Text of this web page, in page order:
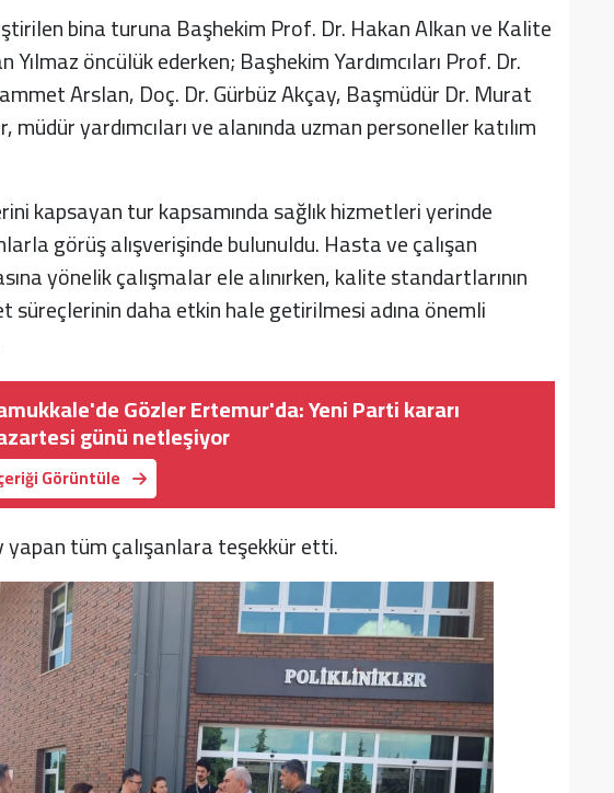
bina turuna Başhekim Prof. Dr. Hakan Alkan ve Kalite
öncülük ederken; Başhekim Yardımcıları Prof. Dr.
Arslan, Doç. Dr. Gürbüz Akçay, Başmüdür Dr. Murat
yardımcıları ve alanında uzman personeller katılım
kapsayan tur kapsamında sağlık hizmetleri yerinde
görüş alışverişinde bulunuldu. Hasta ve çalışan
yönelik çalışmalar ele alınırken, kalite standartlarının
süreçlerinin daha etkin hale getirilmesi adına önemli
Gözler Ertemur'da: Yeni Parti kararı
günü netleşiyor
Görüntüle
tüm çalışanlara teşekkür etti.